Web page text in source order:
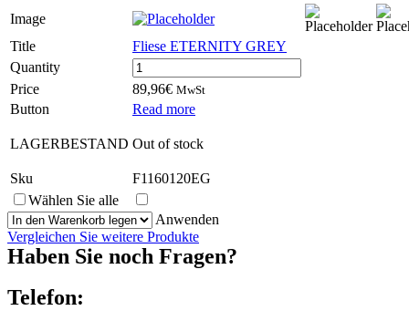
Image
Title
Fliese ETERNITY GREY
Quantity
Fliese
ETERNITY
GREY
quantity
Price 89,96€ MwSt
Button Read more
LAGERBESTAND Out of stock
Sku
F1160120EG
Wählen Sie alle
Anwenden
Vergleichen Sie weitere Produkte
Haben Sie noch Fragen?
Telefon: